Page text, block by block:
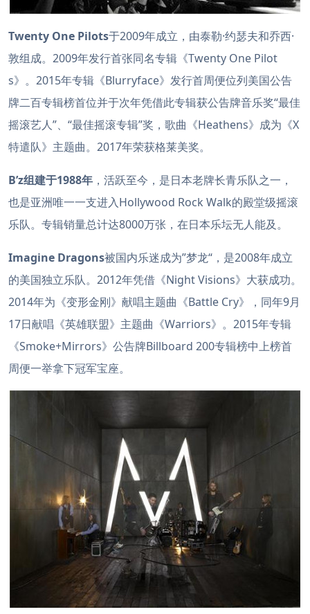
Twenty One Pilots于2009年成立，由泰勒·约瑟夫和乔西·
敦组成。2009年发行首张同名专辑《Twenty One Pilot
s》。2015年专辑《Blurryface》发行首周便位列美国公告
牌二百专辑榜首位并于次年凭借此专辑获公告牌音乐奖“最佳
摇滚艺人”、“最佳摇滚专辑”奖，歌曲《Heathens》成为《X
特遣队》主题曲。2017年荣获格莱美奖。
B’z组建于1988年 ，活跃至今，是日本老牌长青乐队之一，
也是亚洲唯一一支进入Hollywood Rock Walk的殿堂级摇滚
乐队。专辑销量总计达8000万张，在日本乐坛无人能及。
Imagine Dragons被国内乐迷成为”梦龙“，是2008年成立
的美国独立乐队。2012年凭借《Night Visions》大获成功。
2014年为《变形金刚》献唱主题曲《Battle Cry》，同年9月
17日献唱《英雄联盟》主题曲《Warriors》。2015年专辑
《Smoke+Mirrors》公告牌Billboard 200专辑榜中上榜首
周便一举拿下冠军宝座。